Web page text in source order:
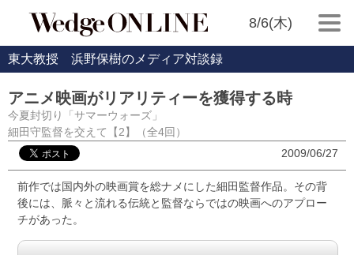
8/6(木)
東大教授 浜野保樹のメディア対談録
アニメ映画がリアリティーを獲得する時
今夏封切り「サマーウォーズ」
細田守監督を交えて【2】（全4回）
2009/06/27
前作では国内外の映画賞を総ナメにした細田監督作品。その背
後には、脈々と流れる伝統と監督ならではの映画へのアプロー
チがあった。